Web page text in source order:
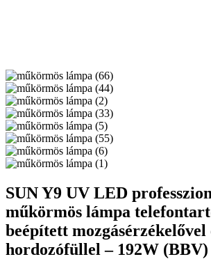
SUN Y9 UV LED
műkörmös lámpa
beépített mozgásérzékelővel
hordozófüllel – 192W (BBV)